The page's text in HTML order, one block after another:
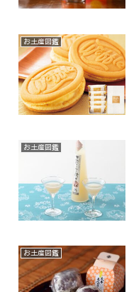
お土産図鑑
お土産図鑑
お土産図鑑